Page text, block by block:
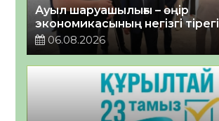
Ауыл шаруашылығы – өңір
экономикасының негізгі тірегі
06.08.2026